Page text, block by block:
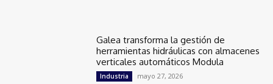
Galea transforma la gestión de
herramientas hidráulicas con almacenes
verticales automáticos Modula
Industria mayo 27, 2026